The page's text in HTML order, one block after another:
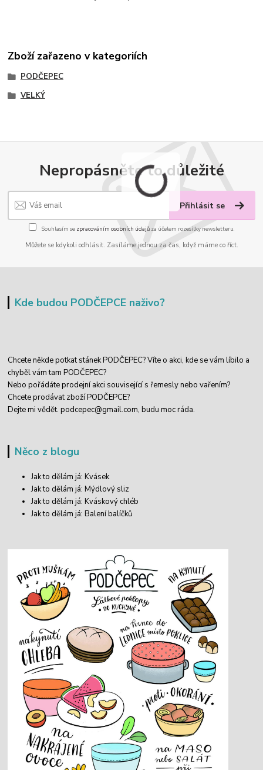
Zboží zařazeno v kategoriích
PODČEPEC
VELKÝ
Nepropásněte to důležité
Přihlásit se
Souhlasím se zpracováním osobních údajůza účelem rozesílky newsletteru.
Můžete se kdykoli odhlásit. Zasíláme jednou za čas, když máme co říct.
Kde budou PODČEPCE naživo?
Chcete někde potkat stánek PODČEPEC? Víte o akci, kde se vám líbilo a
chyběl vám tam PODČEPEC?
Nebo pořádáte prodejní akci související s řemesly nebo vařením?
Chcete prodávat zboží PODČEPCE?
Dejte mi vědět.podcepec@gmail.com, budu moc ráda.
Něco z blogu
Jak to dělám já: Kvásek
Jak to dělám já: Mýdlový sliz
Jak to dělám já: Kváskový chléb
Jak to dělám já: Balení balíčků